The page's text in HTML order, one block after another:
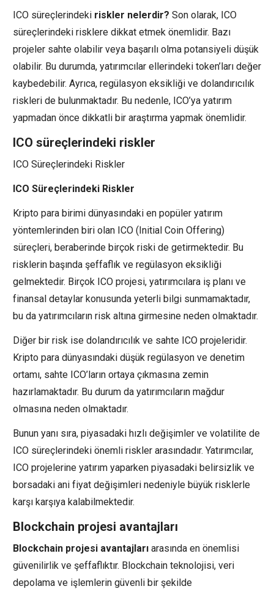
ICO süreçlerindeki riskler nelerdir? Son olarak, ICO
süreçlerindeki risklere dikkat etmek önemlidir. Bazı
projeler sahte olabilir veya başarılı olma potansiyeli düşük
olabilir. Bu durumda, yatırımcılar ellerindeki token’ları değer
kaybedebilir. Ayrıca, regülasyon eksikliği ve dolandırıcılık
riskleri de bulunmaktadır. Bu nedenle, ICO’ya yatırım
yapmadan önce dikkatli bir araştırma yapmak önemlidir.
ICO süreçlerindeki riskler
ICO Süreçlerindeki Riskler
ICO Süreçlerindeki Riskler
Kripto para birimi dünyasındaki en popüler yatırım
yöntemlerinden biri olan ICO (Initial Coin Offering)
süreçleri, beraberinde birçok riski de getirmektedir. Bu
risklerin başında şeffaflık ve regülasyon eksikliği
gelmektedir. Birçok ICO projesi, yatırımcılara iş planı ve
finansal detaylar konusunda yeterli bilgi sunmamaktadır,
bu da yatırımcıların risk altına girmesine neden olmaktadır.
Diğer bir risk ise dolandırıcılık ve sahte ICO projeleridir.
Kripto para dünyasındaki düşük regülasyon ve denetim
ortamı, sahte ICO’ların ortaya çıkmasına zemin
hazırlamaktadır. Bu durum da yatırımcıların mağdur
olmasına neden olmaktadır.
Bunun yanı sıra, piyasadaki hızlı değişimler ve volatilite de
ICO süreçlerindeki önemli riskler arasındadır. Yatırımcılar,
ICO projelerine yatırım yaparken piyasadaki belirsizlik ve
borsadaki ani fiyat değişimleri nedeniyle büyük risklerle
karşı karşıya kalabilmektedir.
Blockchain projesi avantajları
Blockchain projesi avantajları arasında en önemlisi
güvenilirlik ve şeffaflıktır. Blockchain teknolojisi, veri
depolama ve işlemlerin güvenli bir şekilde